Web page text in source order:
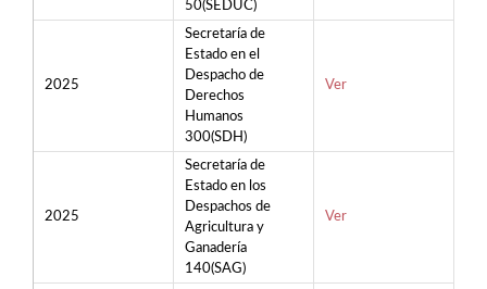
50(SEDUC)
2025
Secretaría de
Estado en el
Despacho de
Derechos
Humanos
300(SDH)
Ver
2025
Secretaría de
Estado en los
Despachos de
Agricultura y
Ganadería
140(SAG)
Ver